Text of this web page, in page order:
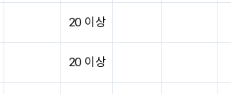
20 이상
20 이상